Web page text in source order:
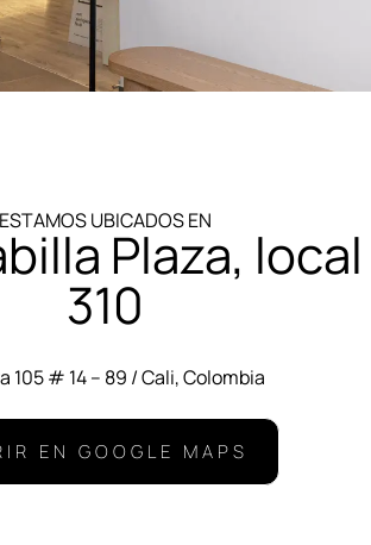
ESTAMOS UBICADOS ENPlaza, local
310
105 # 14 – 89 / Cali, Colombia
EN GOOGLE MAPS